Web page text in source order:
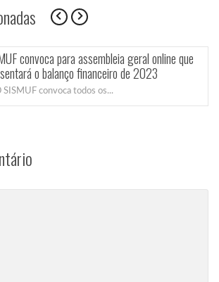
convoca para assembleia geral online que
o balanço financeiro de 2023
SISMUF convoca todos os...